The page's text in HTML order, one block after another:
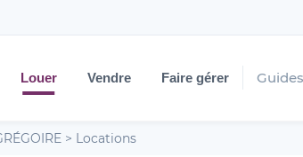
Louer Vendre Faire gérer
> Locations